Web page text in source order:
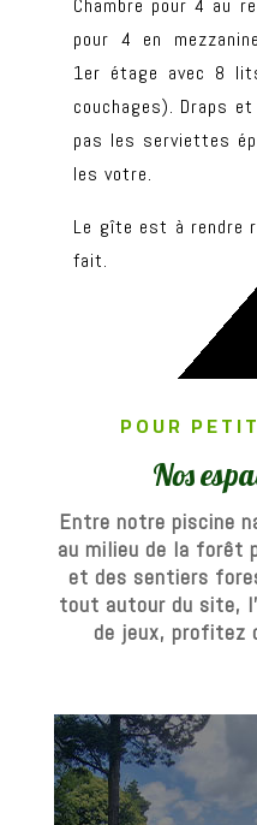
Chambre pour 4 au
pour 4 en
1er étage avec 8
couchages). Draps
pas les serviettes
les votre.
Le gîte est à rendre
fait.
POUR
Nos
Entre notre piscine
au milieu de la forêt
et des sentiers
tout autour du site,
de jeux, profitez